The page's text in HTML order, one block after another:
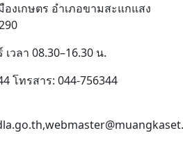
งเกษตร อำเภอขามสะแกแสง
วลา 08.30–16.30 น.
โทรสาร: 044-756344